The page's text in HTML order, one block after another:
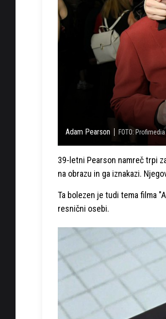
Adam Pearson FOTO: Profimedia
39-letni Pearson namreč trpi
na obrazu in ga iznakazi.
Ta bolezen je tudi tema filma
resnični osebi.